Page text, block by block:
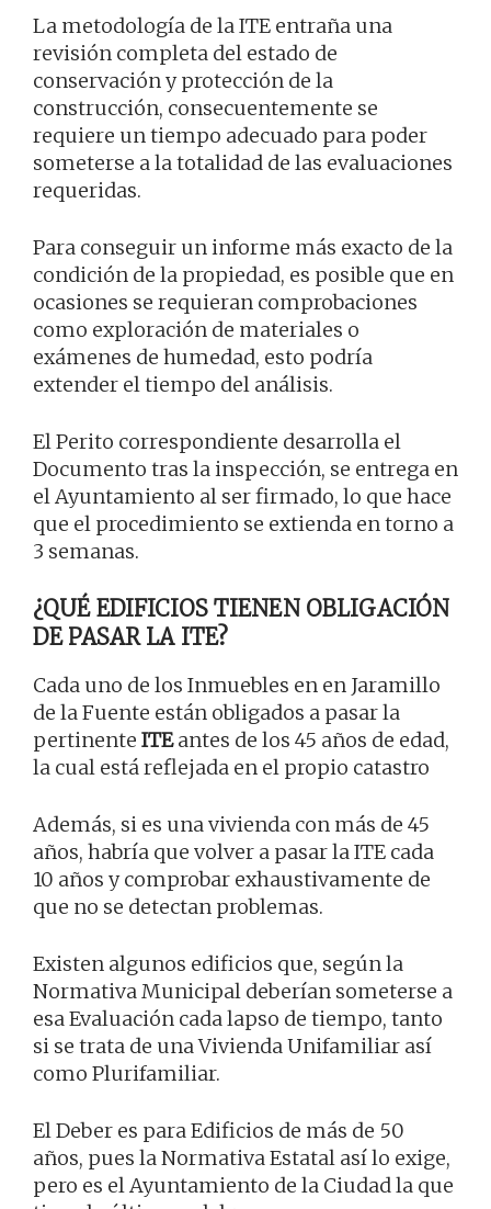
La metodología de la ITE entraña una
revisión completa del estado de
conservación y protección de la
construcción, consecuentemente se
requiere un tiempo adecuado para poder
someterse a la totalidad de las evaluaciones
requeridas.
Para conseguir un informe más exacto de la
condición de la propiedad, es posible que en
ocasiones se requieran comprobaciones
como exploración de materiales o
exámenes de humedad, esto podría
extender el tiempo del análisis.
El Perito correspondiente desarrolla el
Documento tras la inspección, se entrega en
el Ayuntamiento al ser firmado, lo que hace
que el procedimiento se extienda en torno a
3 semanas.
¿QUÉ EDIFICIOS TIENEN OBLIGACIÓN
DE PASAR LA ITE?
Cada uno de los Inmuebles en en Jaramillo
de la Fuente están obligados a pasar la
pertinente ITEantes de los 45 años de edad,
la cual está reflejada en el propio catastro
Además, si es una vivienda con más de 45
años, habría que volver a pasar la ITE cada
10 años y comprobar exhaustivamente de
que no se detectan problemas.
Existen algunos edificios que, según la
Normativa Municipal deberían someterse a
esa Evaluación cada lapso de tiempo, tanto
si se trata de una Vivienda Unifamiliar así
como Plurifamiliar.
El Deber es para Edificios de más de 50
años, pues la Normativa Estatal así lo exige,
pero es el Ayuntamiento de la Ciudad la que